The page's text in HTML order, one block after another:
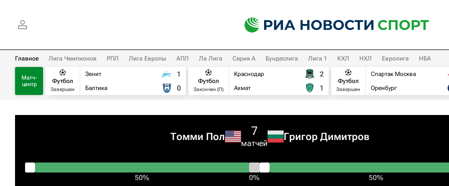
Главное Лига Чемпионов РПЛ Лига Европы АПЛ Ла Лига Серия А Бундеслига Лига 1 КХЛ НХЛ Евролига НБА
Матч-
центр
Футбол
Завершен
Зенит
Балтика
1
0
Футбол
Закончен (П)
Краснодар
Ахмат
2
1
Футбол
Завершен
Спартак Москва
Оренбург
Томми Пол 7
матчей
Григор Димитров
50% 0% 50%